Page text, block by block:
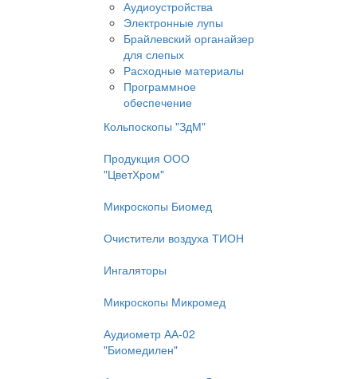
Аудиоустройства
Электронные лупы
Брайлевский органайзер
для слепых
Расходные материалы
Программное
обеспечение
Кольпоскопы "ЗдМ"
Продукция ООО
"ЦветХром"
Микроскопы Биомед
Очистители воздуха ТИОН
Ингаляторы
Микроскопы Микромед
Аудиометр АА-02
"Биомедилен"